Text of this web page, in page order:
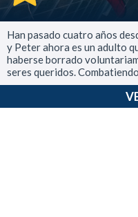
Han pasado cuatro años
y Peter ahora es un adulto
haberse borrado
seres queridos.